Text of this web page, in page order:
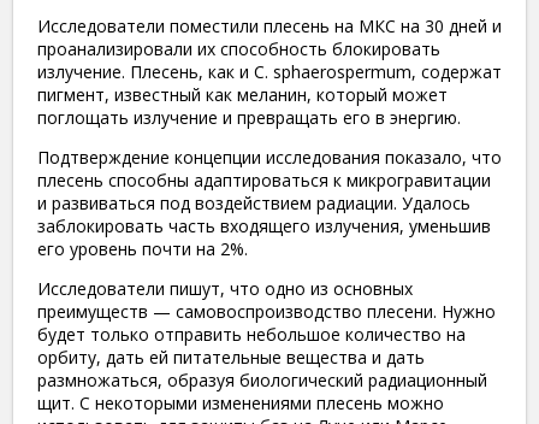
Исследователи поместили плесень на МКС на 30 дней и
проанализировали их способность блокировать
излучение. Плесень, как и C. sphaerospermum, содержат
пигмент, известный как меланин, который может
поглощать излучение и превращать его в энергию.
Подтверждение концепции исследования показало, что
плесень способны адаптироваться к микрогравитации
и развиваться под воздействием радиации. Удалось
заблокировать часть входящего излучения, уменьшив
его уровень почти на 2%.
Исследователи пишут, что одно из основных
преимуществ — самовоспроизводство плесени. Нужно
будет только отправить небольшое количество на
орбиту, дать ей питательные вещества и дать
размножаться, образуя биологический радиационный
щит. С некоторыми изменениями плесень можно